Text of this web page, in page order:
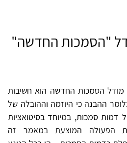
"הסמכות החדשה"
הסמכות החדשה הוא חשיבות
ההבנה כי היוזמה וההובלה של
דמות סמכות, במיוחד בסיטואציות
הפעולה המוצעת במאמר זה